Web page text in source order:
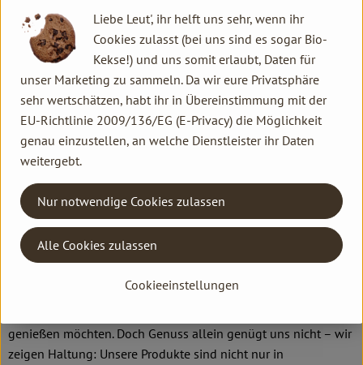
Mit Sorgfalt, Erfahrung und einem feinen Gespür für das, was
rund, voll und ausgewogen schmeckt, entwickeln wir
naturbelassene Rezepturen. Das tun wir gemeinsam mit
Genuss-, Sensorik- und Kochexpert:innen – für
geschmackssicheres Kochen und anspruchsvollen Genuss in
100 % Bio-Qualität. Von der Gewürzmischung für jeden Tag bis
zum erlesenen „Gewürz-Gold“ für feinste Kulinarik.
Unsere Qualitätsstandards liegen dabei über den
Branchenstandards und den gesetzlichen Vorgaben. Dafür
nutzen wir das wissenschaftliche und analytische Know-How
der Salus Gruppe, zu der wir seit fast 50 Jahren mit Stolz
gehören.
stehen seit über 100 Jahren für vollen Genuss – für alle, die in
genießen möchten. Doch Genuss allein genügt uns nicht – wir
zeigen Haltung: Unsere Produkte sind nicht nur in
Liebe Leut', ihr helft uns sehr, wenn ihr
Cookies zulasst (bei uns sind es sogar Bio-
Kekse!) und uns somit erlaubt, Daten für
unser Marketing zu sammeln. Da wir eure Privatsphäre
sehr wertschätzen, habt ihr in Übereinstimmung mit der
EU-Richtlinie 2009/136/EG (E-Privacy) die Möglichkeit
genau einzustellen, an welche Dienstleister ihr Daten
weitergebt.
Cookieeinstellungen
Nur notwendige Cookies zulassen
Alle Cookies zulassen